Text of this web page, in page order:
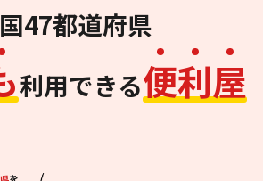
47都道府県
利用できる便利屋